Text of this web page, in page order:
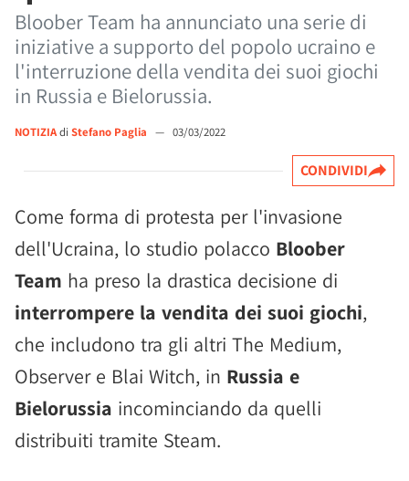
Bloober Team ha annunciato una serie di
iniziative a supporto del popolo ucraino e
l'interruzione della vendita dei suoi giochi
in Russia e Bielorussia.
NOTIZIAdi Stefano Paglia — 03/03/2022
CONDIVIDI
Come forma di protesta per l'invasione
dell'Ucraina, lo studio polacco Bloober
Team ha preso la drastica decisione di
interrompere la vendita dei suoi giochi,
che includono tra gli altri The Medium,
Observer e Blai Witch, in Russia e
Bielorussia incominciando da quelli
distribuiti tramite Steam.